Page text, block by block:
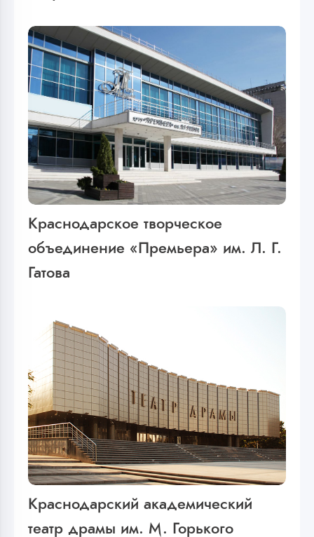
Краснодарское творческое
объединение «Премьера» им. Л. Г.
Гатова
Краснодарский академический
театр драмы им. М. Горького